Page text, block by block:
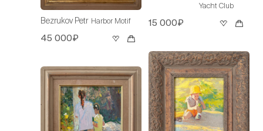
Bezrukov Petr Harbor Motif
45 000₽
Yacht Club
15 000₽